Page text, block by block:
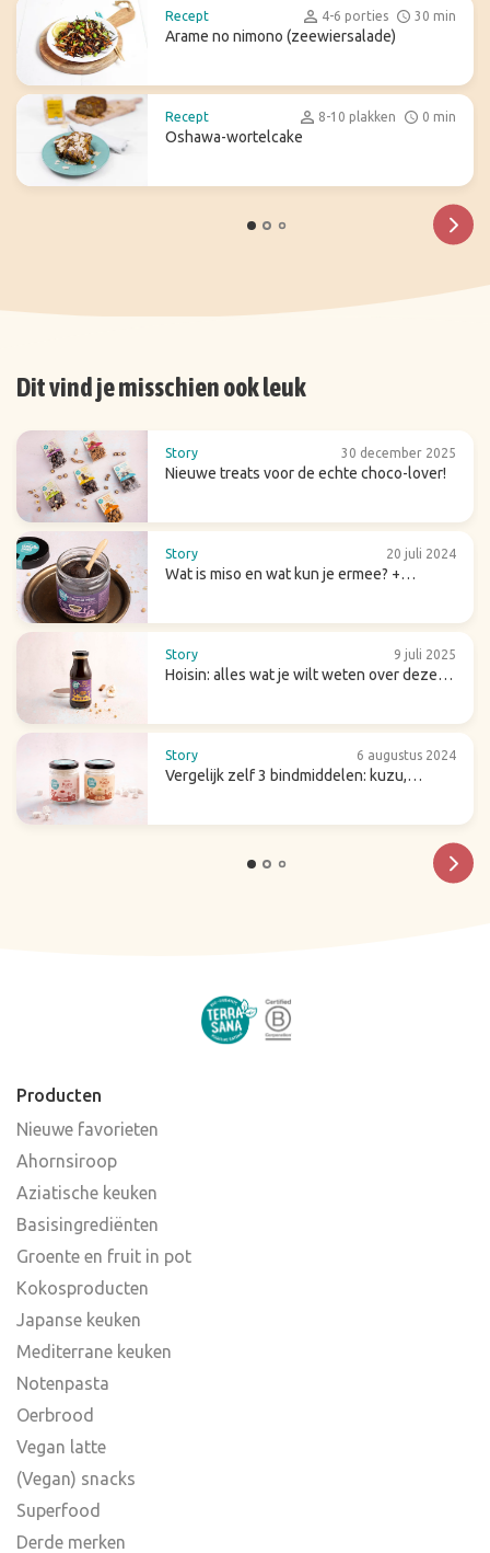
Recept 4-6 porties 30 min
Arame no nimono (zeewiersalade)
Recept 8-10 plakken 0 min
Oshawa-wortelcake
Dit vind je misschien ook leuk
Story 30 december 2025
Nieuwe treats voor de echte choco-lover!
Story 20 juli 2024
Wat is miso en wat kun je ermee? +
Story 9 juli 2025
Hoisin: alles wat je wilt weten over deze
Story 6 augustus 2024
Vergelijk zelf 3 bindmiddelen: kuzu,
Producten
Nieuwe favorieten
Ahornsiroop
Aziatische keuken
Basisingrediënten
Groente en fruit in pot
Kokosproducten
Japanse keuken
Mediterrane keuken
Notenpasta
Oerbrood
Vegan latte
(Vegan) snacks
Superfood
Derde merken